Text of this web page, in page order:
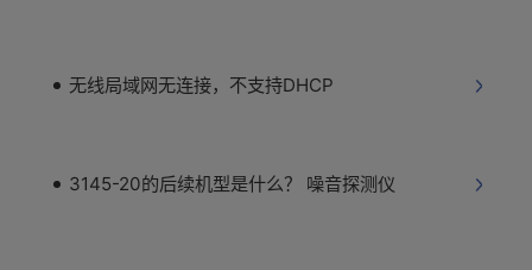
无线局域网无连接，不支持DHCP
3145-20的后续机型是什么？ 噪音探测仪